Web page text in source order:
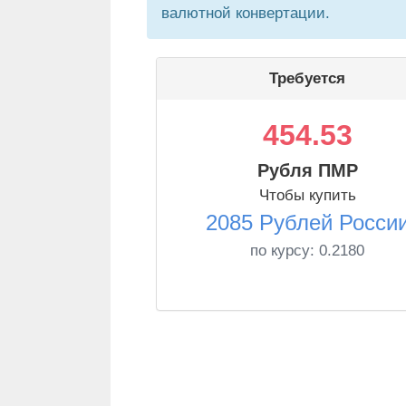
валютной конвертации.
Требуется
454.53
Рубля ПМР
Чтобы купить
2085 Рублей
по курсу: 0.2180